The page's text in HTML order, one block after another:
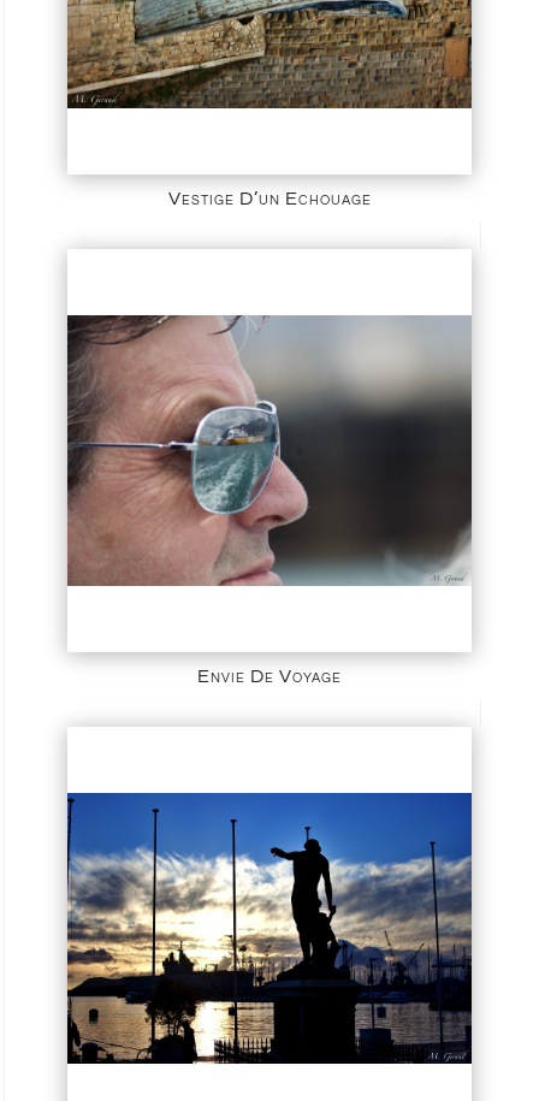
Vestige D’un Echouage
Envie De Voyage